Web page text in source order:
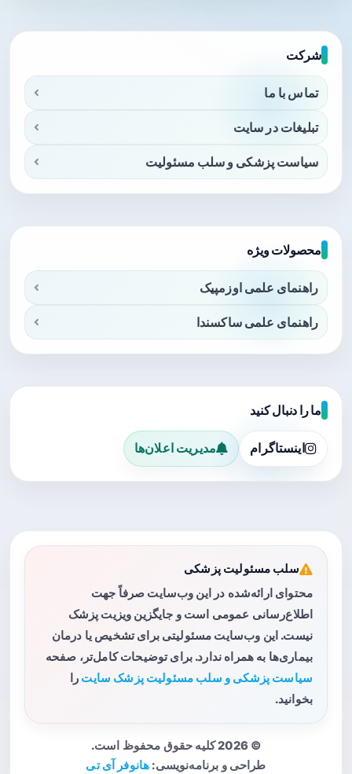
شرکت
تماس با ما
تبلیغات در سایت
سیاست پزشکی و سلب مسئولیت
محصولات ویژه
راهنمای علمی اوزمپیک
راهنمای علمی ساکسندا
ما را دنبال کنید
اینستاگرام مدیریت اعلان‌ها
سلب مسئولیت پزشکی
محتوای ارائه‌شده در این وب‌سایت صرفاً جهت
اطلاع‌رسانی عمومی است و جایگزین ویزیت پزشک
نیست. این وب‌سایت مسئولیتی برای تشخیص یا درمان
بیماری‌ها به همراه ندارد. برای توضیحات کامل‌تر، صفحه
سیاست پزشکی و سلب مسئولیت پزشک سایت را
بخوانید.
© 2026 کلیه حقوق محفوظ است.
طراحی و برنامه‌نویسی: هانوفر آی تی